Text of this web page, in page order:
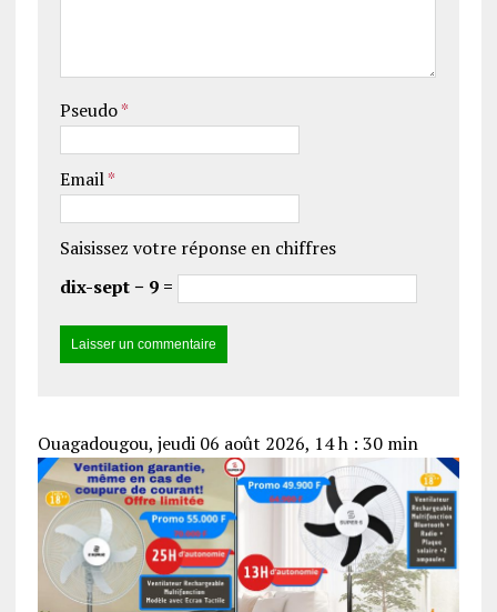
Pseudo*
Email*
Saisissez votre réponse en chiffres
dix-sept − 9 =
Ouagadougou, jeudi 06 août 2026, 14 h : 30 min